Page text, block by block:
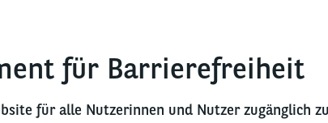
für Barrierefreiheit
für alle Nutzerinnen und Nutzer zugänglich